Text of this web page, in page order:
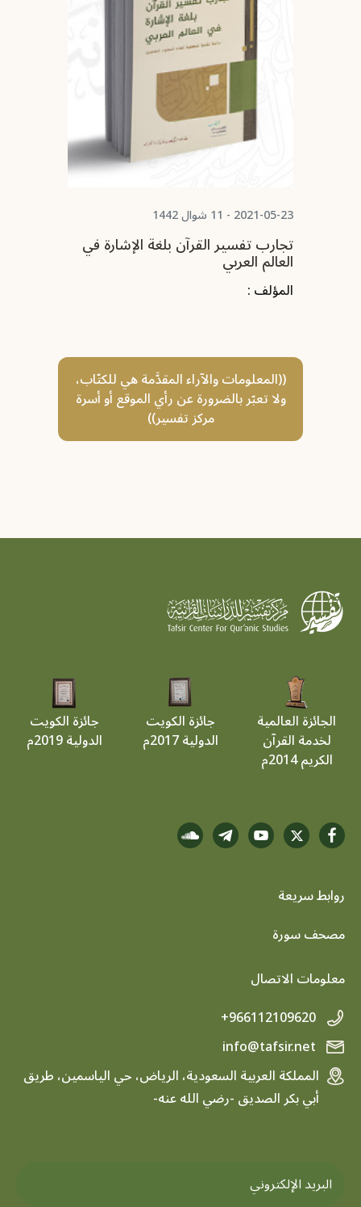
2021-05-23 - 11 شوال 1442
تجارب تفسير القرآن بلغة الإشارة في
العالم العربي
المؤلف :
((المعلومات والآراء المقدَّمة هي للكتّاب،
ولا تعبّر بالضرورة عن رأي الموقع أو أسرة
مركز تفسير))
الجائزة العالمية
لخدمة القرآن
الكريم 2014م
جائزة الكويت
الدولية 2017م
جائزة الكويت
الدولية 2019م
روابط سريعة
footer menu
مصحف سورة
معلومات الاتصال
+966112109620
المملكة العربية السعودية، الرياض، حي الياسمين، طريق
أبي بكر الصديق -رضي الله عنه-